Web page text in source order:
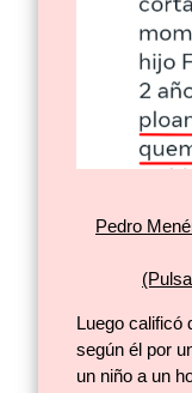
Pedro
Luego calificó
según él por
un niño a un